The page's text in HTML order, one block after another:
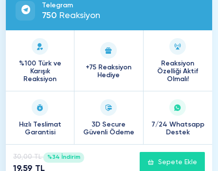
Telegram
750 Reaksiyon
%100 Türk ve
Karışık
Reaksiyon
+75 Reaksiyon
Hediye
Reaksiyon
Özelliği Aktif
Olmalı!
Hızlı Teslimat
Garantisi
3D Secure
Güvenli Ödeme
7/24 Whatsapp
Destek
30,00 TL %34 İndirim
19,59 TL
Sepete Ekle